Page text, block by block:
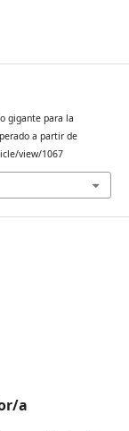
gigante para la
a partir de
view/1067
a